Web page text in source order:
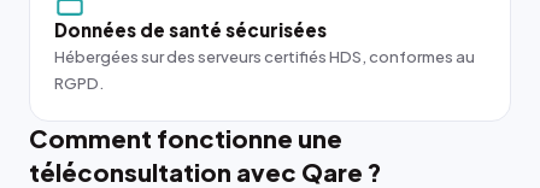
Données de santé sécurisées
Hébergées sur des serveurs certifiés HDS, conformes au
RGPD.
Comment fonctionne une
téléconsultation avec Qare ?